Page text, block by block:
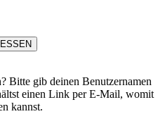
Bitte gib deinen Benutzernamen
einen Link per E-Mail, womit
kannst.